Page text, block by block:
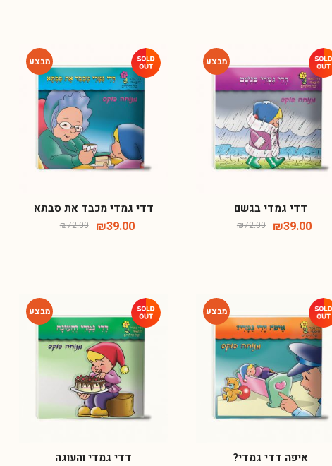
-46%
דדי גמדי בגשם
₪72.00 ₪39.00
-46%
דדי גמדי מכבד את סבתא
₪72.00 ₪39.00
-46%
איפה דדי גמדי?
-46%
דדי גמדי והעוגה